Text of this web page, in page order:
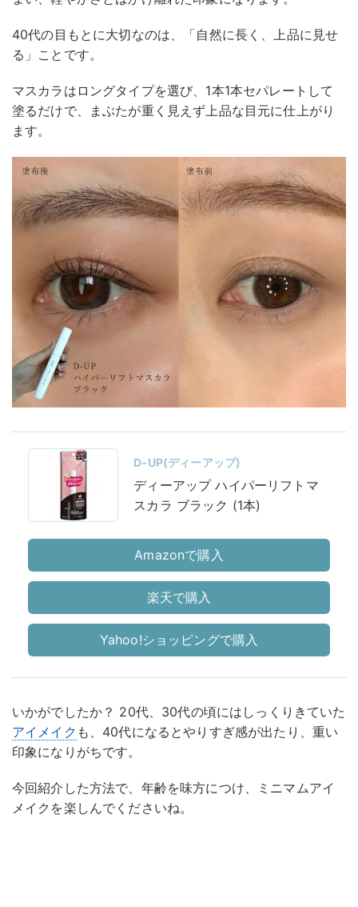
40代の目もとに大切なのは、「自然に長く、上品に見せ
る」ことです。
マスカラはロングタイプを選び、1本1本セパレートして
塗るだけで、まぶたが重く見えず上品な目元に仕上がり
ます。
D-UP(ディーアップ)
ディーアップ ハイパーリフトマ
スカラ ブラック (1本)
Amazonで購入
楽天で購入
Yahoo!ショッピングで購入
いかがでしたか？ 20代、30代の頃にはしっくりきていた
アイメイク も、40代になるとやりすぎ感が出たり、重い
印象になりがちです。
今回紹介した方法で、年齢を味方につけ、ミニマムアイ
メイクを楽しんでくださいね。